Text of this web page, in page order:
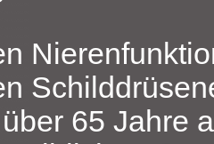
65 Jahre